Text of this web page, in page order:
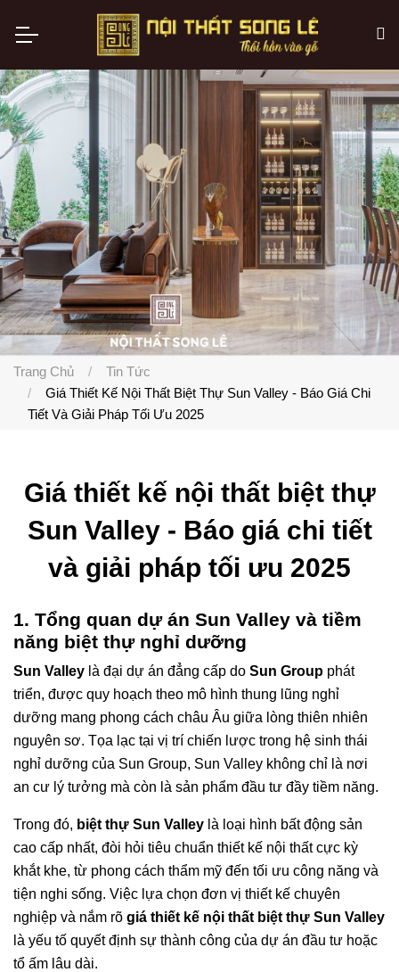
Trang Chủ
Tin Tức
Giá Thiết Kế Nội Thất Biệt Thự Sun Valley - Báo Giá Chi
Tiết Và Giải Pháp Tối Ưu 2025
Giá thiết kế nội thất biệt thự
Sun Valley - Báo giá chi tiết
và giải pháp tối ưu 2025
1. Tổng quan dự án Sun Valley và tiềm
năng biệt thự nghỉ dưỡng
Sun Valley là đại dự án đẳng cấp do Sun Group phát
triển, được quy hoạch theo mô hình thung lũng nghỉ
dưỡng mang phong cách châu Âu giữa lòng thiên nhiên
nguyên sơ. Tọa lạc tại vị trí chiến lược trong hệ sinh thái
nghỉ dưỡng của Sun Group, Sun Valley không chỉ là nơi
an cư lý tưởng mà còn là sản phẩm đầu tư đầy tiềm năng.
Trong đó, biệt thự Sun Valley là loại hình bất động sản
cao cấp nhất, đòi hỏi tiêu chuẩn thiết kế nội thất cực kỳ
khắt khe, từ phong cách thẩm mỹ đến tối ưu công năng và
tiện nghi sống. Việc lựa chọn đơn vị thiết kế chuyên
nghiệp và nắm rõ giá thiết kế nội thất biệt thự Sun Valley
là yếu tố quyết định sự thành công của dự án đầu tư hoặc
tổ ấm lâu dài.